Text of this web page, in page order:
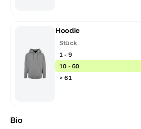
Hoodie
Stück
1 - 9
10 - 60
> 61
Bio